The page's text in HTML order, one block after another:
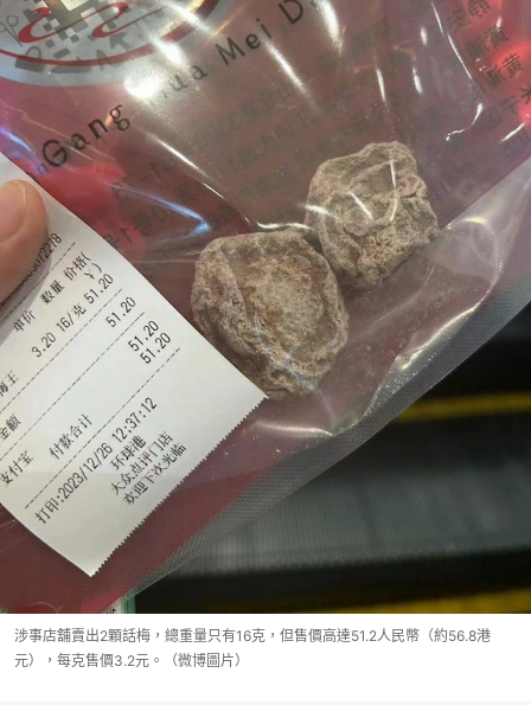
涉事店舖賣出2顆話梅，總重量只有16克，但售價高達51.2人民幣（約56.8港
元），每克售價3.2元。（微博圖片）